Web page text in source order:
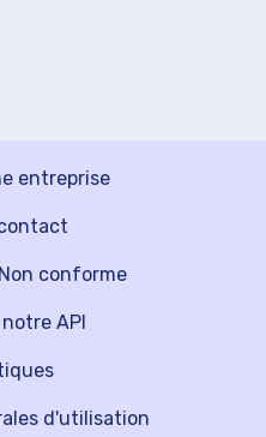
entreprise
API
conforme
d'utilisation